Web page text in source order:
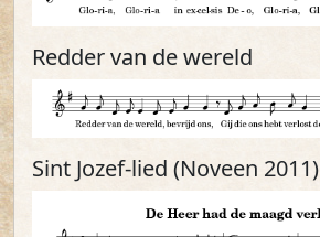
Redder van de wereld
Sint Jozef-lied (Noveen 2011)